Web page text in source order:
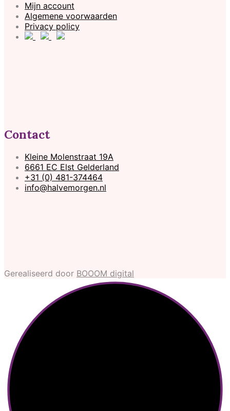
Mijn account
Algemene voorwaarden
Privacy policy
Contact
Kleine Molenstraat 19A
6661 EC Elst Gelderland
+31 (0) 481-374464
info@halvemorgen.nl
Gerealiseerd door BOOOM digital